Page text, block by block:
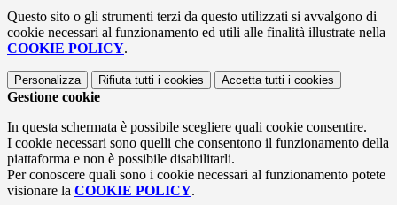
Questo sito o gli strumenti terzi da questo utilizzati si avvalgono di
cookie necessari al funzionamento ed utili alle finalità illustrate nella
COOKIE POLICY.
Personalizza Rifiuta tutti i cookies Accetta tutti i cookies
Gestione cookie
In questa schermata è possibile scegliere quali cookie consentire.
I cookie necessari sono quelli che consentono il funzionamento della
piattaforma e non è possibile disabilitarli.
Per conoscere quali sono i cookie necessari al funzionamento potete
visionare la COOKIE POLICY.